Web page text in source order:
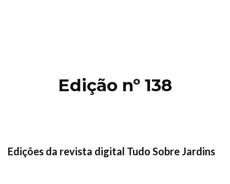
Edição nº 138
Edições da revista digital Tudo Sobre Jardins